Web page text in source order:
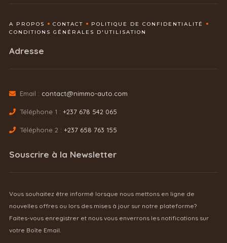
A PROPOS CONTACT
POLITIQUE DE CONFIDENTIALITÉ
CONDITIONS GÉNÉRALES D'UTILISATION
Adresse
Email : contact@nimmo-auto.com
Téléphone 1 : +237 678 542 065
Téléphone 2 : +237 658 763 155
Souscrire à la Newsletter
Vous souhaitez être informé lorsque nous mettons en ligne de
nouvelles offres ou lors des mises à jour sur notre plateforme?
Faites-vous enregistrer et nous vous enverrons les notifications sur
votre Boîte Email.